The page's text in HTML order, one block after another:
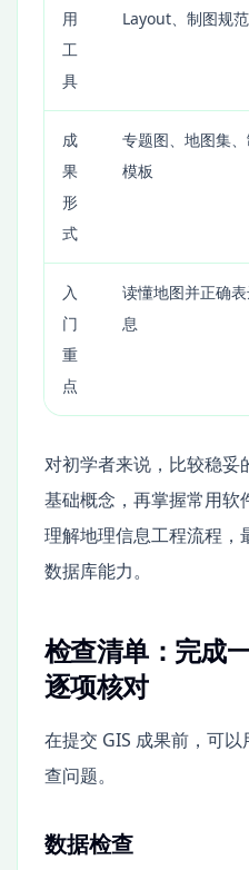
用
工
具
Layout、制图规范
成
果
形
式
专题图、地图集
模板
入
门
重
点
读懂地图并正确
息
对初学者来说，比较稳妥
基础概念，再掌握常用软
理解地理信息工程流程，
数据库能力。
检查清单：完成
逐项核对
在提交 GIS 成果前，可
查问题。
数据检查